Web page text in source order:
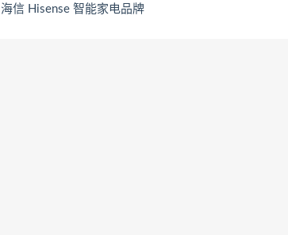
海信 Hisense 智能家电品牌